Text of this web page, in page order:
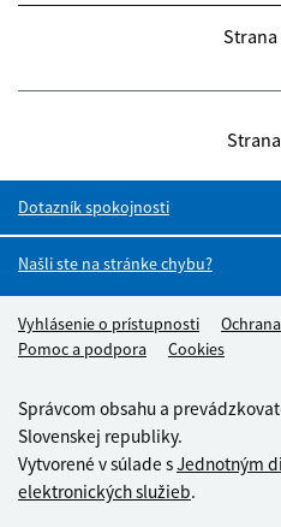
Strana
Dotazník spokojnosti
Našli ste na stránke chybu?
Footer links
Vyhlásenie o prístupnosti
Pomoc a podpora
Cookies
Správcom obsahu a
Slovenskej republiky.
Vytvorené v súlade sJednotným
elektronických služieb.